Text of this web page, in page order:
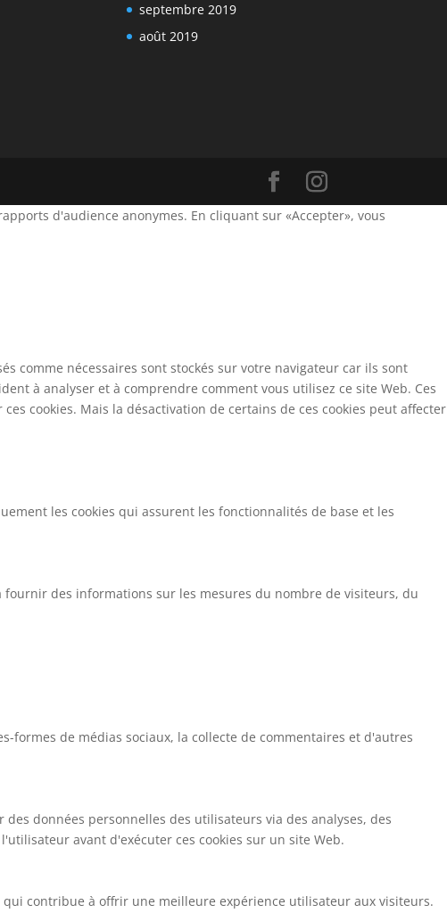
septembre 2019
août 2019
d'audience anonymes. En cliquant sur «Accepter», vous
comme nécessaires sont stockés sur votre navigateur car ils sont
à analyser et à comprendre comment vous utilisez ce site Web. Ces
cookies. Mais la désactivation de certains de ces cookies peut affecter
les cookies qui assurent les fonctionnalités de base et les
fournir des informations sur les mesures du nombre de visiteurs, du
formes de médias sociaux, la collecte de commentaires et d'autres
données personnelles des utilisateurs via des analyses, des
avant d'exécuter ces cookies sur un site Web.
contribue à offrir une meilleure expérience utilisateur aux visiteurs.